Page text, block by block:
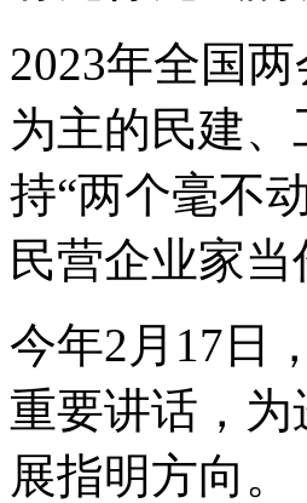
2023年全国
为主的民建
持“两个毫不
民营企业家当
今年2月17日
重要讲话，
展指明方向。